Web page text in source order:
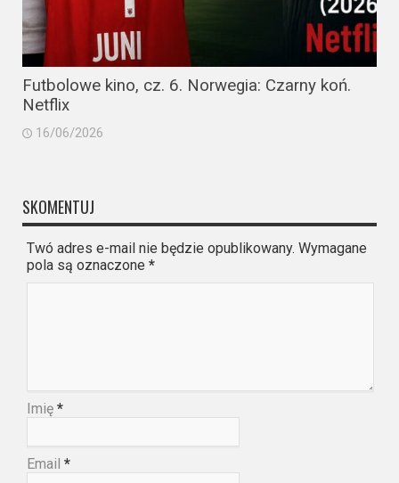
Futbolowe kino, cz. 6. Norwegia: Czarny koń.
Netflix
16/06/2026
SKOMENTUJ
Twó adres e-mail nie będzie opublikowany. Wymagane
pola są oznaczone *
Imię *
Email *